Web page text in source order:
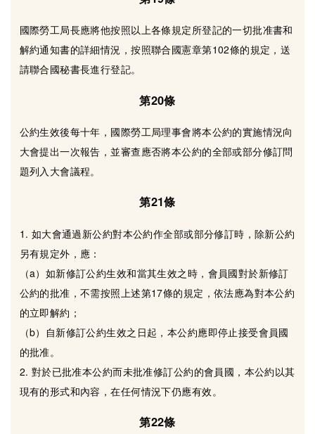
國際勞工局長應將他按照以上各條規定所登記的一切批准書和
解約通知書的詳細情況，按照聯合國憲章第102條的規定，送
請聯合國秘書長進行登記。
第20條
公約生效後每十年，國際勞工局理事會將本公約的實施情況向
大會提出一次報告，並審查應否將本公約的全部或部分修訂問
題列入大會議程。
第21條
1. 如大會通過新公約對本公約作全部或部分修訂時，除新公約
另有規定外，應：
（a）如新修訂公約生效和當其生效之時，會員國對於新修訂
公約的批准，不需按照上述第17條的規定，依法應為對本公約
的立即解約；
（b）自新修訂公約生效之日起，本公約應即停止接受會員國
的批准。
2. 對於已批准本公約而未批准修訂公約的會員國，本公約以其
現有的形式和內容，在任何情況下仍應有效。
第22條